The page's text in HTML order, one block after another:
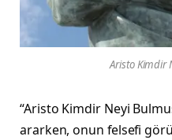
Aristo Kimdir
“Aristo Kimdir Neyi
ararken, onun felsefi